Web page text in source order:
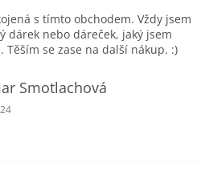
s tímto obchodem. Vždy jsem
dárek nebo dáreček, jaký jsem
Těším se zase na další nákup. :)
Smotlachová
obchodu je 5 z 5 hvězdiček.